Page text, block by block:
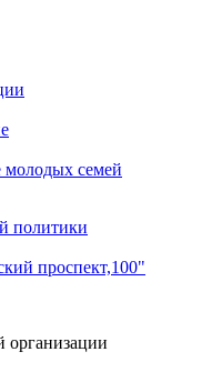
семей
политики
проспект,100"
организации